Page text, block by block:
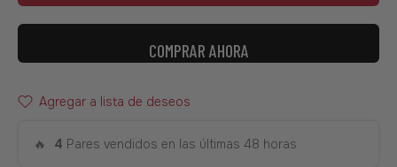
COMPRAR AHORA
Agregar a lista de deseos
🔥 4 Pares vendidos en las últimas 48 horas